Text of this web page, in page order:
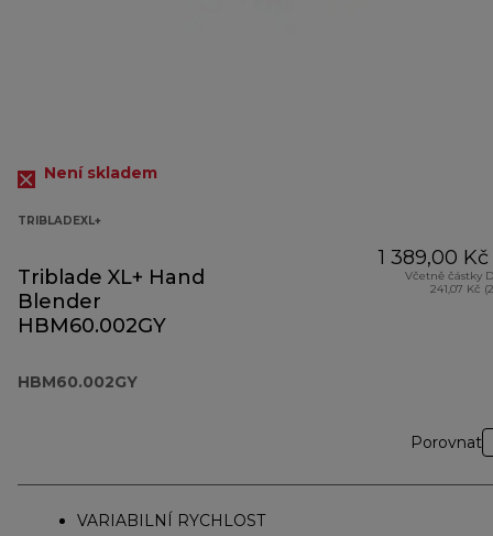
Není skladem
TRIBLADEXL+
Triblade XL+ Hand
Blender
HBM60.002GY
HBM60.002GY
1 389,00 Kč
Včetně částky
241,07 Kč
Porovnat
VARIABILNÍ RYCHLOST